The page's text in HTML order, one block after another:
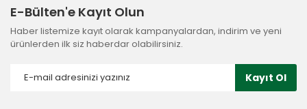
E-Bülten'e Kayıt Olun
Haber listemize kayıt olarak kampanyalardan, indirim ve yeni
ürünlerden ilk siz haberdar olabilirsiniz.
Kayıt Ol